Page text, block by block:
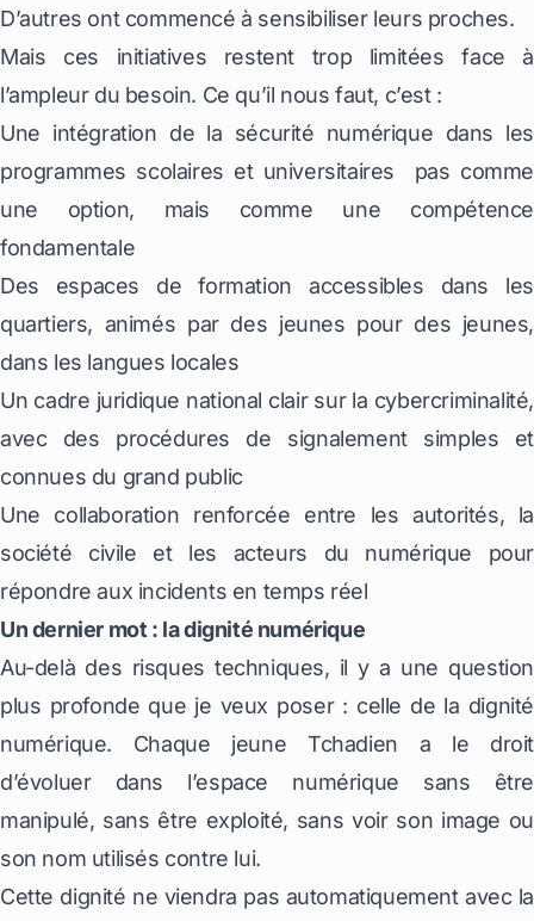
D’autres ont commencé à sensibiliser leurs proches.
Mais ces initiatives restent trop limitées face à
l’ampleur du besoin. Ce qu’il nous faut, c’est :
Une intégration de la sécurité numérique dans les
programmes scolaires et universitaires pas comme
une option, mais comme une compétence
fondamentale
Des espaces de formation accessibles dans les
quartiers, animés par des jeunes pour des jeunes,
dans les langues locales
Un cadre juridique national clair sur la cybercriminalité,
avec des procédures de signalement simples et
connues du grand public
Une collaboration renforcée entre les autorités, la
société civile et les acteurs du numérique pour
répondre aux incidents en temps réel
Un dernier mot : la dignité numérique
Au-delà des risques techniques, il y a une question
plus profonde que je veux poser : celle de la dignité
numérique. Chaque jeune Tchadien a le droit
d’évoluer dans l’espace numérique sans être
manipulé, sans être exploité, sans voir son image ou
son nom utilisés contre lui.
Cette dignité ne viendra pas automatiquement avec la